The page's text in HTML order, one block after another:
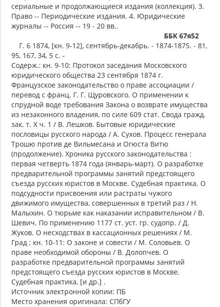
сериальные и продолжающиеся издания (коллекция). 3.
Право -- Периодические издания. 4. Юридические
журналы -- Россия -- 19 - 20 вв..
ББК 67я52
Г. 6 1874, [кн. 9-12], сентябрь-декабрь. - 1874-1875. - 81,
95, 167, 34, 5 с. -
Содерж.: кн. 9-10: Протокол заседания Московского
юридического общества 23 сентября 1874 г.
Французское законодательство о праве ассоциации /
перевод с франц. Г. Г. Щуровского. О применении к
спрудной воде требования Закона о возврате имущества
из незаконного владения, по силе 609 стат. Свода гражд.
зак. т. X ч. 1 / В. Лешков. Бытовые юридические
пословицы русского народа / А. Сухов. Процесс генерала
Трошю против де Вильмесана и Огюста Витю
(продолжение). Хроника русского законодательства :
первая четверть 1874 года (январь-март). О разработке
предварительной программы занятий предстоящего
съезда русских юристов в Москве. Судебная практика. О
подсудности присвоения или растраты чужого
движимого имущества, совершенных в третий раз / Н.
Малыхин. О тюрьме как наказании исправительном / В.
Шевич. По применению 1177 ст. уст. гр. судопр. / Д.
Жуков. О несходствах в кассационных решениях / М.
Град ; кн. 10-11: О законе и совести / М. Соловьев. О
праве необходимой обороны / В. Долопчев. О
разработке предварительной программы занятий
предстоящего съезда русских юристов в Москве.
Судебная практика, [и др.] .
Источник электронной копии: ПБ
Место хранения оригинала: СПбГУ